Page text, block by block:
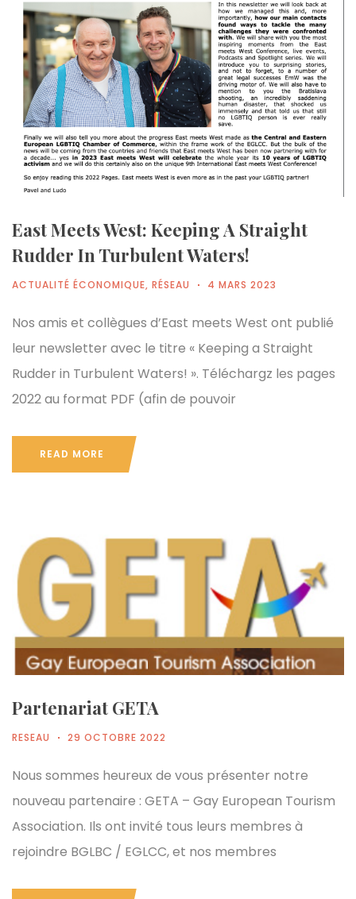
East Meets West: Keeping A Straight
Rudder In Turbulent Waters!
ACTUALITÉ ÉCONOMIQUE, RÉSEAU 4 MARS 2023
Nos amis et collègues d’East meets West ont publié
leur newsletter avec le titre « Keeping a Straight
Rudder in Turbulent Waters! ». Téléchargz les pages
2022 au format PDF (afin de pouvoir
READ MORE
Partenariat GETA
RESEAU 29 OCTOBRE 2022
Nous sommes heureux de vous présenter notre
nouveau partenaire : GETA – Gay European Tourism
Association. Ils ont invité tous leurs membres à
rejoindre BGLBC / EGLCC, et nos membres